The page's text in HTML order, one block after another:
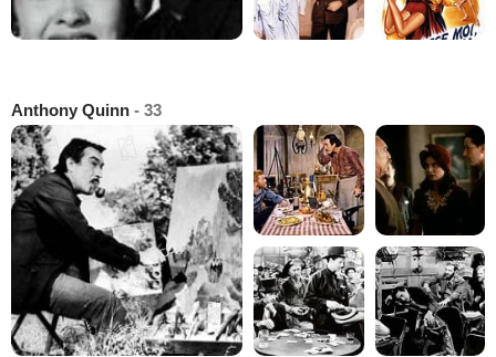
Anthony Quinn - 33